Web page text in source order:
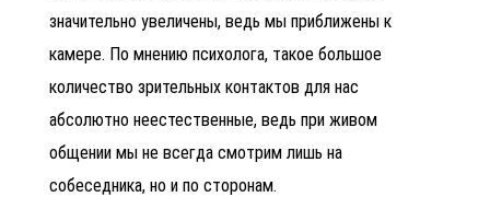
значительно увеличены, ведь мы приближены к
камере. По мнению психолога, такое большое
количество зрительных контактов для нас
абсолютно неестественные, ведь при живом
общении мы не всегда смотрим лишь на
собеседника, но и по сторонам.